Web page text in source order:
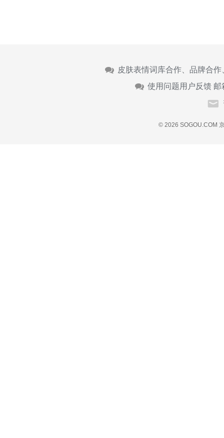
皮肤表情词库合作、品牌合
使用问题用户反馈 邮
© 2026 SOGOU.COM